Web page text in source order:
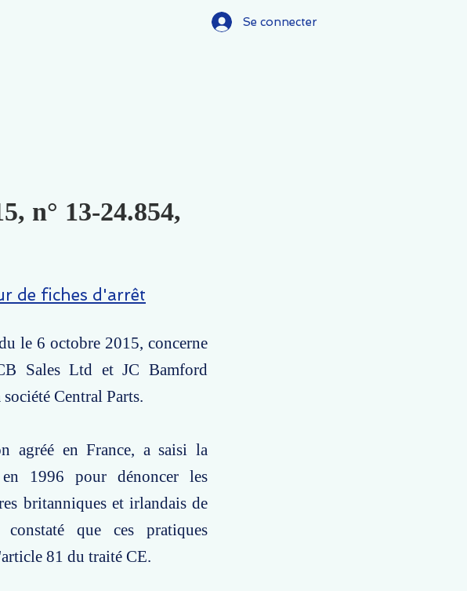
Se connecter
n° 13-24.854,
de fiches d'arrêt
le 6 octobre 2015, concerne
Sales Ltd et JC Bamford
Central Parts.
agréé en France, a saisi la
en 1996 pour dénoncer les
britanniques et irlandais de
que ces pratiques
81 du traité CE.